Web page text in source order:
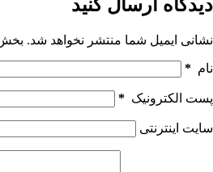
دیدگاه ارسال کنید
نشانی ایمیل شما منتشر نخواهد شد.
نام *
پست الکترونیک *
سایت اینترنتی